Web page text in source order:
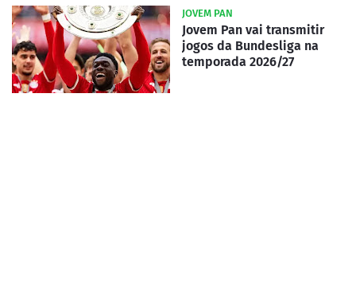
JOVEM PAN
Jovem Pan vai transmitir
jogos da Bundesliga na
temporada 2026/27